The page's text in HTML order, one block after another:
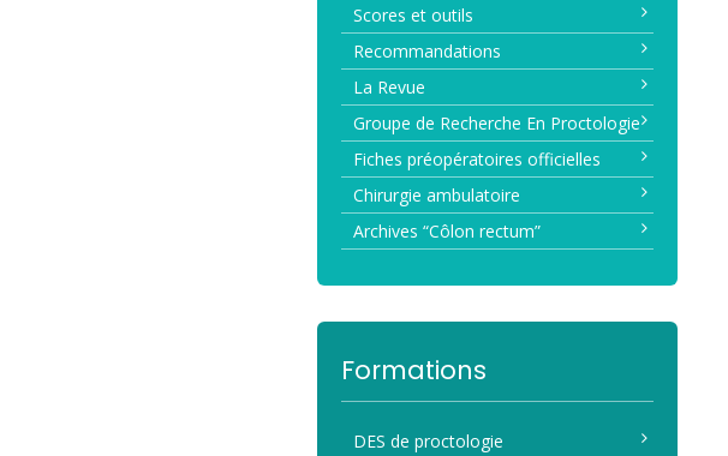
Scores et outils
Recommandations
La Revue
Groupe de Recherche En Proctologie
Fiches préopératoires officielles
Chirurgie ambulatoire
Archives “Côlon rectum”
Formations
DES de proctologie